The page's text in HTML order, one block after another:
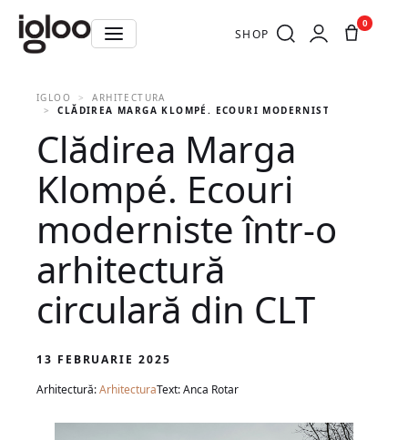
SHOP
0
IGLOO
ARHITECTURA
CLĂDIREA MARGA KLOMPÉ. ECOURI MODERNISTE ÎNTR-O
Clădirea Marga
Klompé. Ecouri
moderniste într-o
arhitectură
circulară din CLT
13 FEBRUARIE 2025
Arhitectură:ArhitecturaText: Anca Rotar